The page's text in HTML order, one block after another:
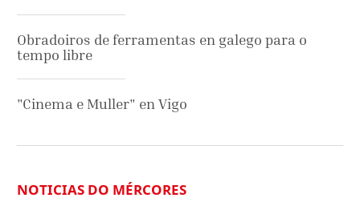
Obradoiros de ferramentas en galego para o
tempo libre
"Cinema e Muller" en Vigo
NOTICIAS DO MÉRCORES